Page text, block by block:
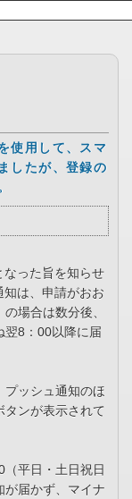
使用して、スマ
したが、登録の
なった旨を知らせ
は、申請がおお
場合は数分後、
翌8：00以降に届
プッシュ通知のほ
ンが表示されて
平日・土日祝日
が届かず、マイナ